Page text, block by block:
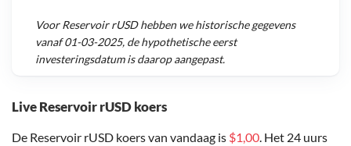
Live Reservoir rUSD koers
De Reservoir rUSD koers van vandaag is $1,00. Het 24 uurs
VoorReservoir rUSDhebben we historische gegevens
vanaf01-03-2025, de hypothetische eerst
investeringsdatum is daarop aangepast.